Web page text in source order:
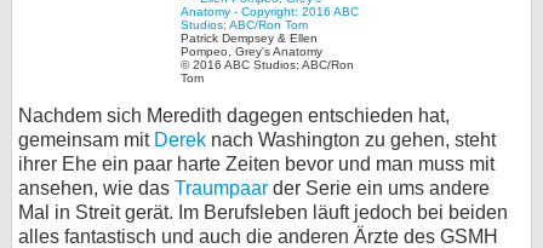
Patrick Dempsey & Ellen
Pompeo, Grey's Anatomy
© 2016 ABC Studios; ABC/Ron
Tom
Nachdem sich Meredith dagegen entschieden hat,
gemeinsam mit Derek nach Washington zu gehen, steht
ihrer Ehe ein paar harte Zeiten bevor und man muss mit
ansehen, wie das Traumpaar der Serie ein ums andere
Mal in Streit gerät. Im Berufsleben läuft jedoch bei beiden
alles fantastisch und auch die anderen Ärzte des GSMH
Datenschutz
Impressum
Desktop-Ansicht
myFanbase